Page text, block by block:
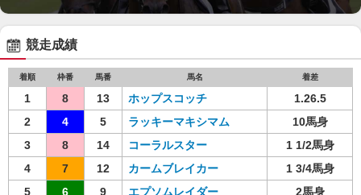
競走成績
着順 枠番 馬番 馬名 着差
1 8 13 ホップスコッチ
1.26.5
2
4 5 ラッキーマキシマム
10馬身
3
8 14 コーラルスター
1 1/2馬身
4
7 12 カームブレイカー
1 3/4馬身
5
6 9 エプソムレイダー
2馬身